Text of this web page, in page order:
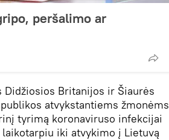
peršalimo ar
Britanijos ir Šiaurės
atvykstantiems žmonėms
tyrimą koronaviruso infekcijai
iki atvykimo į Lietuvą